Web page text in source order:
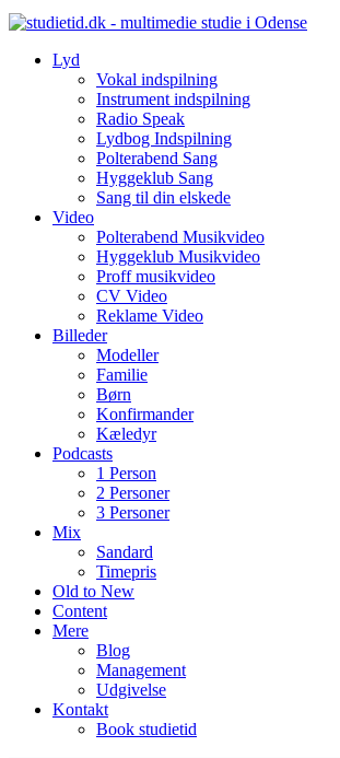
Lyd
Vokal indspilning
Instrument indspilning
Radio Speak
Lydbog Indspilning
Polterabend Sang
Hyggeklub Sang
Sang til din elskede
Video
Polterabend Musikvideo
Hyggeklub Musikvideo
Proff musikvideo
CV Video
Reklame Video
Billeder
Modeller
Familie
Børn
Konfirmander
Kæledyr
Podcasts
1 Person
2 Personer
3 Personer
Mix
Sandard
Timepris
Old to New
Content
Mere
Blog
Management
Udgivelse
Kontakt
Book studietid